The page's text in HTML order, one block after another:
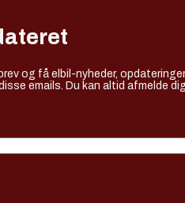
og få elbil-nyheder,
emails. Du kan altid afmelde